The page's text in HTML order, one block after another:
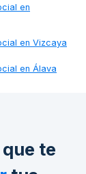
en
en Vizcaya
en Álava
te